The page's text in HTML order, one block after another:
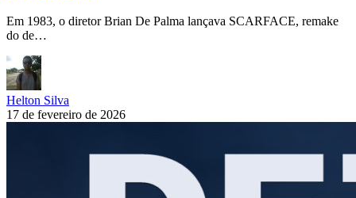
Em 1983, o diretor Brian De Palma lançava SCARFACE, remake
do de…
Helton Silva
17 de fevereiro de 2026